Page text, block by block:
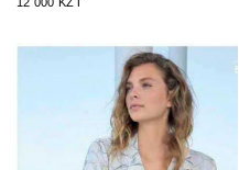
12 000 KZT